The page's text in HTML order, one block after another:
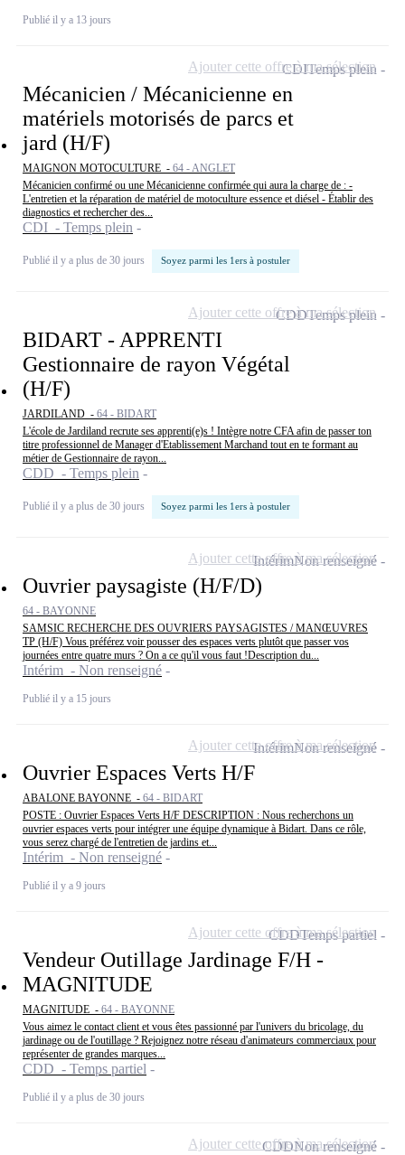
Publié il y a 13 jours
Mécanicien / Mécanicienne en
matériels motorisés de parcs et
jard (H/F)
MAIGNON MOTOCULTURE - 64 - ANGLET
Mécanicien confirmé ou une Mécanicienne confirmée qui aura la charge de : -
L'entretien et la réparation de matériel de motoculture essence et diésel - Établir des
diagnostics et rechercher des...
CDI - Temps plein
Publié il y a plus de 30 jours Soyez parmi les 1ers à postuler
CDITemps plein
Ajouter cette offre à ma sélection
BIDART - APPRENTI
Gestionnaire de rayon Végétal
(H/F)
JARDILAND - 64 - BIDART
L'école de Jardiland recrute ses apprenti(e)s ! Intègre notre CFA afin de passer ton
titre professionnel de Manager d'Etablissement Marchand tout en te formant au
métier de Gestionnaire de rayon...
CDD - Temps plein
Publié il y a plus de 30 jours Soyez parmi les 1ers à postuler
CDDTemps plein
Ajouter cette offre à ma sélection
Ouvrier paysagiste (H/F/D)
64 - BAYONNE
SAMSIC RECHERCHE DES OUVRIERS PAYSAGISTES / MANŒUVRES
TP (H/F) Vous préférez voir pousser des espaces verts plutôt que passer vos
journées entre quatre murs ? On a ce qu'il vous faut !Description du...
Intérim - Non renseigné
Publié il y a 15 jours
IntérimNon renseigné
Ajouter cette offre à ma sélection
Ouvrier Espaces Verts H/F
ABALONE BAYONNE - 64 - BIDART
POSTE : Ouvrier Espaces Verts H/F DESCRIPTION : Nous recherchons un
ouvrier espaces verts pour intégrer une équipe dynamique à Bidart. Dans ce rôle,
vous serez chargé de l'entretien de jardins et...
Intérim - Non renseigné
Publié il y a 9 jours
IntérimNon renseigné
Ajouter cette offre à ma sélection
Vendeur Outillage Jardinage F/H -
MAGNITUDE
MAGNITUDE - 64 - BAYONNE
Vous aimez le contact client et vous êtes passionné par l'univers du bricolage, du
jardinage ou de l'outillage ? Rejoignez notre réseau d'animateurs commerciaux pour
représenter de grandes marques...
CDD - Temps partiel
Publié il y a plus de 30 jours
CDDTemps partiel
Ajouter cette offre à ma sélection
CDDNon renseigné
Ajouter cette offre à ma sélection